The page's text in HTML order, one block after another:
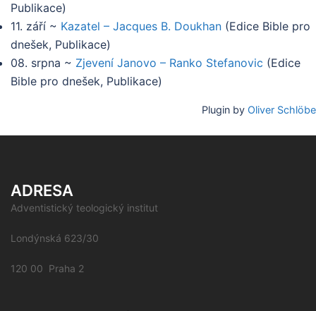
Publikace)
11. září ~ Kazatel – Jacques B. Doukhan (Edice Bible pro
dnešek, Publikace)
08. srpna ~ Zjevení Janovo – Ranko Stefanovic (Edice
Bible pro dnešek, Publikace)
Plugin by Oliver Schlöbe
ADRESA
Adventistický teologický institut
Londýnská 623/30
120 00 Praha 2